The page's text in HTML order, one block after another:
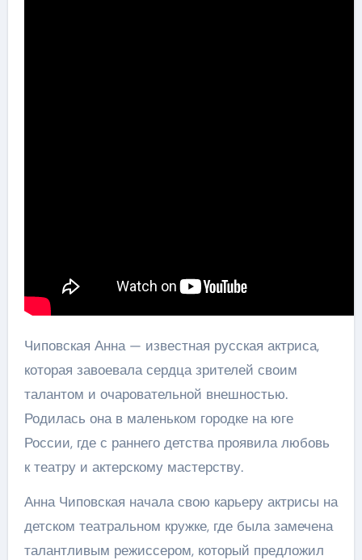
Чиповская Анна — известная русская актриса,
которая завоевала сердца зрителей своим
талантом и очаровательной внешностью.
Родилась она в маленьком городке на юге
России, где с раннего детства проявила любовь
к театру и актерскому мастерству.
Анна Чиповская начала свою карьеру актрисы на
детском театральном кружке, где была замечена
талантливым режиссером, который предложил